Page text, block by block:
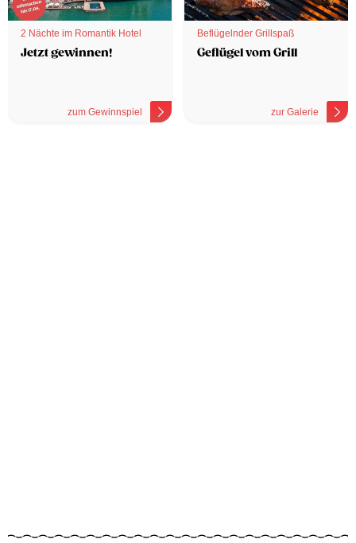
2 Nächte im Romantik Hotel
Jetzt gewinnen!
zum Gewinnspiel
Beflügelnder Grillspaß
Geflügel vom Grill
zur Galerie